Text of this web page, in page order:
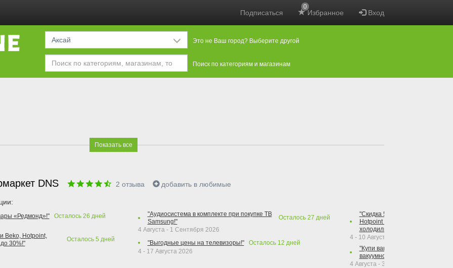
Подписаться Избранное
0
Вход
Аксай Это не Ваш город? Выберите другой
Поиск по категориям и магазинам
Показать все
DNS 2 отзыва добавить в любимые
«Редмонд»!" Осталось 26 дней
Beko, Hotpoint,
30%!"
Осталось 5 дней
"Аудиосистема в комплекте при покупке ТВ
Samsung!"
Осталось 27 дней
4 Августа - 1 Сентября 2026
"Выгодные цены на телевизоры!"
Осталось 12 дней
4 - 17 Августа 2026
"Скидка 50% на варочную
Hotpoint при покупке духового
холодильника Hotpoint!"
4 - 10 Августа 2026
"Купи вакуумный упаковщик +
вакуумного упаковщика =
4 Августа - 30 Сентября 2026